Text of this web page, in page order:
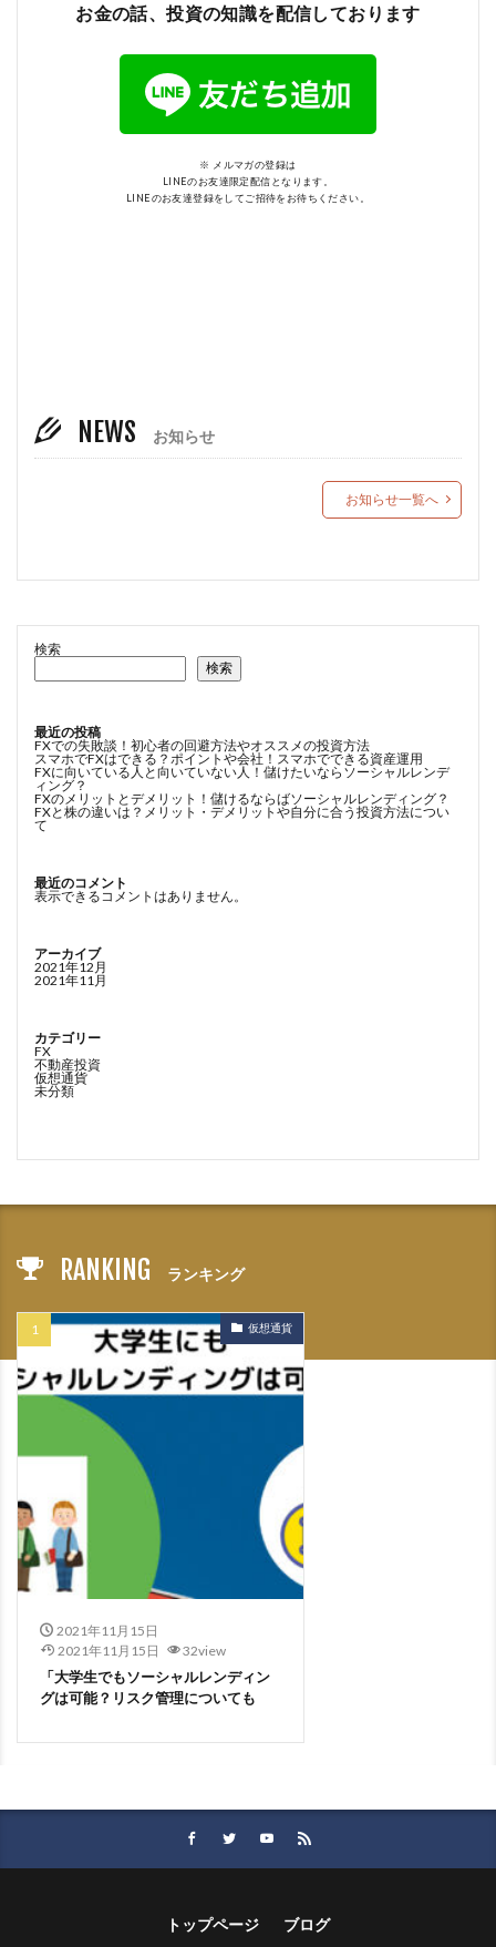
お金の話、投資の知識を配信しております
※ メルマガの登録は
LINEのお友達限定配信となります。
LINEのお友達登録をしてご招待をお待ちください。
NEWS お知らせ
お知らせ一覧へ
検索
検索
最近の投稿
FXでの失敗談！初心者の回避方法やオススメの投資方法
スマホでFXはできる？ポイントや会社！スマホでできる資産運用
FXに向いている人と向いていない人！儲けたいならソーシャルレンデ
ィング？
FXのメリットとデメリット！儲けるならばソーシャルレンディング？
FXと株の違いは？メリット・デメリットや自分に合う投資方法につい
て
最近のコメント
表示できるコメントはありません。
アーカイブ
2021年12月
2021年11月
カテゴリー
FX
不動産投資
仮想通貨
未分類
RANKING ランキング
仮想通貨
2021年11月15日
2021年11月15日
32view
「大学生でもソーシャルレンディン
グは可能？リスク管理についても
トップページ ブログ